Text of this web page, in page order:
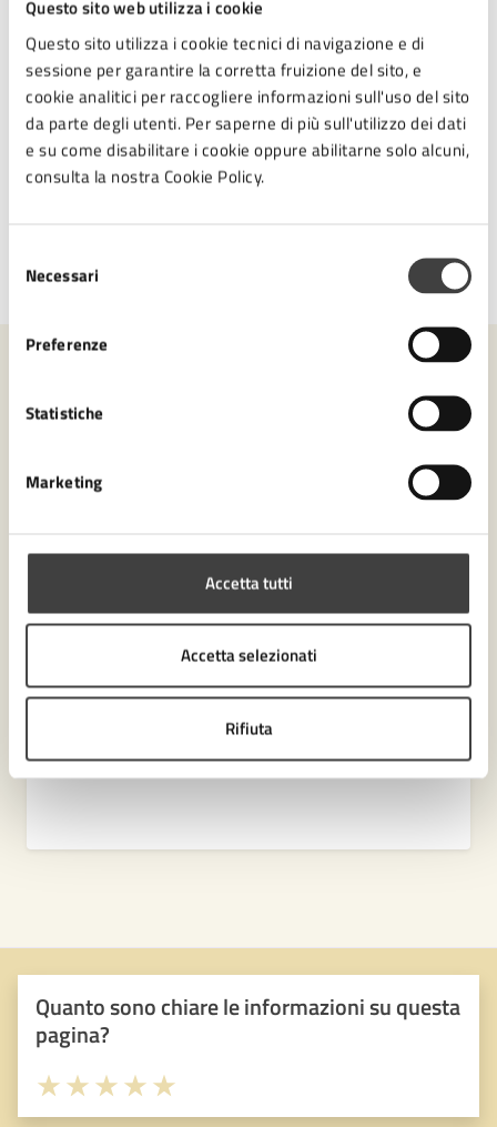
Questo sito web utilizza i cookie
Questo sito utilizza i cookie tecnici di navigazione e di
sessione per garantire la corretta fruizione del sito, e
cookie analitici per raccogliere informazioni sull'uso del sito
da parte degli utenti. Per saperne di più sull'utilizzo dei dati
e su come disabilitare i cookie oppure abilitarne solo alcuni,
consulta la nostra Cookie Policy.
delNecessari
Preferenze
Statistiche
Marketing
Accetta tutti
Accetta selezionati
Rifiuta
E-mail:c.interculturale@comune.cesena.fc.it
Facebook
Tipo di evento: Manifestazione artistica
Ultimo aggiornamento:
Amministrazione
Quanto sono chiare le informazioni su questa
pagina?
Valuta 5 stelle su 5
Valuta 4 stelle su 5
Valuta 3 stelle su 5
Valuta 2 stelle su 5
Valuta 1 stelle su 5